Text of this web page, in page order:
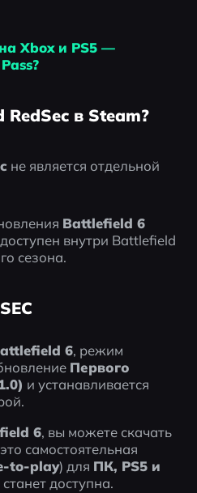
Xbox и PS5 —
в Steam?
не является отдельной
Battlefield 6
внутри Battlefield
сезона.
6
Первого
и устанавливается
6
самостоятельная
to-play) для ПК, PS5 и
доступна.